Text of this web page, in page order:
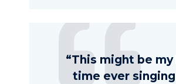
“This might be my
time ever